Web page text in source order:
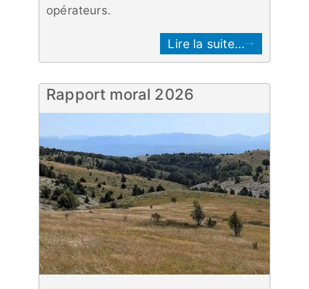
opérateurs.
Lire la suite...
Rapport moral 2026